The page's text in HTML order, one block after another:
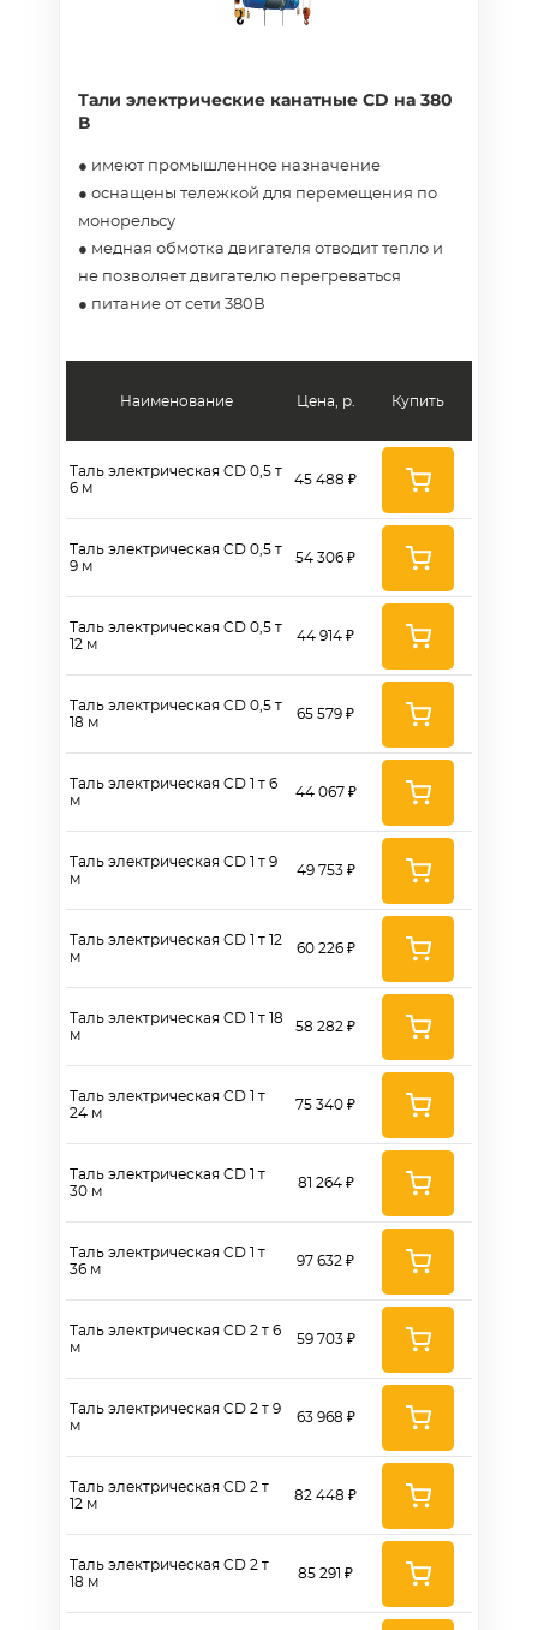
Тали электрические канатные CD на 380
В
● имеют промышленное назначение
● оснащены тележкой для перемещения по
монорельсу
● медная обмотка двигателя отводит тепло и
не позволяет двигателю перегреваться
● питание от сети 380В
Наименование
Таль электрическая CD 0,5 т
6 м
Таль электрическая CD 0,5 т
9 м
Таль электрическая CD 0,5 т
12 м
Таль электрическая CD 0,5 т
18 м
Таль электрическая CD 1 т 6
м
Таль электрическая CD 1 т 9
м
Таль электрическая CD 1 т 12
м
Таль электрическая CD 1 т 18
м
Таль электрическая CD 1 т
24 м
Таль электрическая CD 1 т
30 м
Таль электрическая CD 1 т
36 м
Таль электрическая CD 2 т 6
м
Таль электрическая CD 2 т 9
м
Таль электрическая CD 2 т
12 м
Таль электрическая CD 2 т
18 м
Цена, р.
45 488 ₽
54 306 ₽
44 914 ₽
65 579 ₽
44 067 ₽
49 753 ₽
60 226 ₽
58 282 ₽
75 340 ₽
81 264 ₽
97 632 ₽
59 703 ₽
63 968 ₽
82 448 ₽
85 291 ₽
Купить